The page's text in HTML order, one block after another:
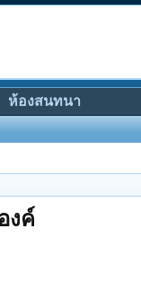
งค์
ห้องสนทนา